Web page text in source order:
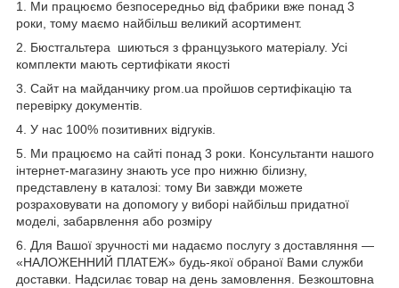
1. Ми працюємо безпосередньо від фабрики вже понад 3
роки, тому маємо найбільш великий асортимент.
2. Бюстгальтера шиються з французького матеріалу. Усі
комплекти мають сертифікати якості
3. Сайт на майданчику proм.ua пройшов сертифікацію та
перевірку документів.
4. У нас 100% позитивних відгуків.
5. Ми працюємо на сайті понад 3 роки. Консультанти нашого
інтернет-магазину знають усе про нижню білизну,
представлену в каталозі: тому Ви завжди можете
розраховувати на допомогу у виборі найбільш придатної
моделі, забарвлення або розміру
6. Для Вашої зручності ми надаємо послугу з доставляння —
«НАЛОЖЕННИЙ ПЛАТЕЖ» будь-якої обраної Вами служби
доставки. Надсилає товар на день замовлення. Безкоштовна